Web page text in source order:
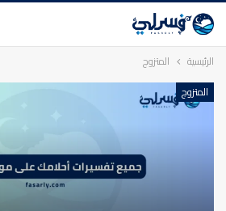
الرئيسية
المتزوج
المتزوج